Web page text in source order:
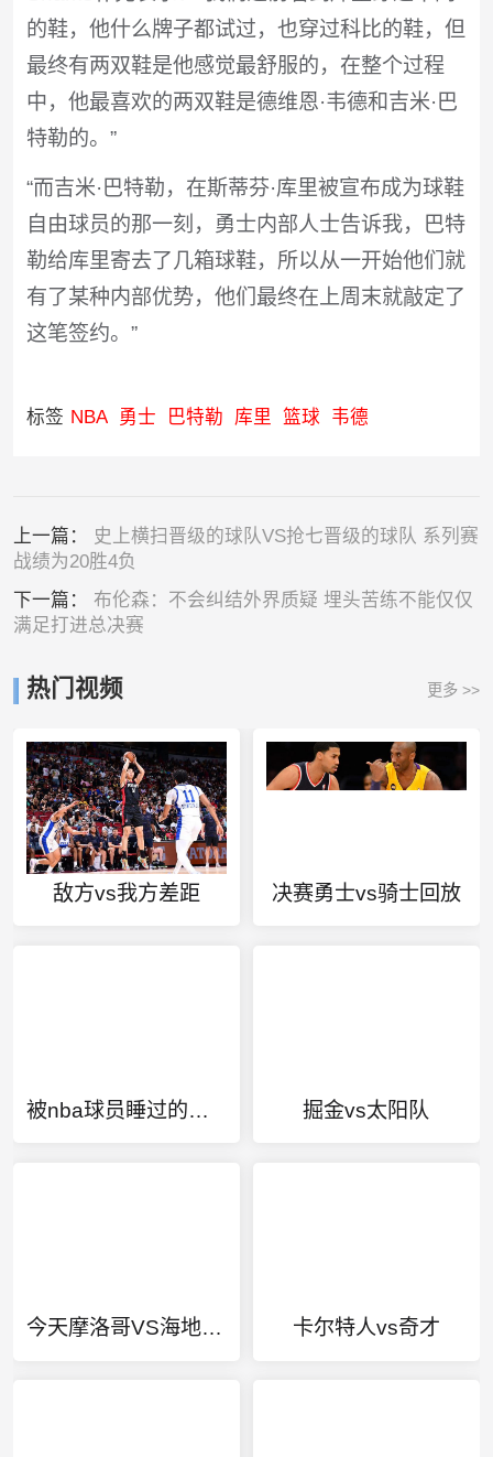
的鞋，他什么牌子都试过，也穿过科比的鞋，但
最终有两双鞋是他感觉最舒服的，在整个过程
中，他最喜欢的两双鞋是德维恩·韦德和吉米·巴
特勒的。”
“而吉米·巴特勒，在斯蒂芬·库里被宣布成为球鞋
自由球员的那一刻，勇士内部人士告诉我，巴特
勒给库里寄去了几箱球鞋，所以从一开始他们就
有了某种内部优势，他们最终在上周末就敲定了
这笔签约。”
标签 NBA 勇士 巴特勒 库里 篮球 韦德
上一篇：
史上横扫晋级的球队VS抢七晋级的球队 系列赛
战绩为20胜4负
下一篇： 布伦森：不会纠结外界质疑 埋头苦练不能仅仅
满足打进总决赛
热门视频 更多 >>
敌方vs我方差距 决赛勇士vs骑士回放
被nba球员睡过的中国女 掘金vs太阳队
今天摩洛哥VS海地直播 卡尔特人vs奇才